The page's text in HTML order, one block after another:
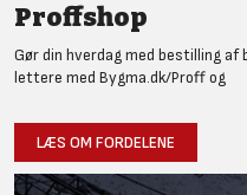
Proffshop
Gør din hverdag med bestilling
lettere med Bygma.dk/Proff og
LÆS OM FORDELENE